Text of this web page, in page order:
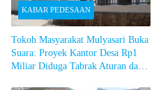
KABAR PEDESAAN
Tokoh Masyarakat Mulyasari Buka
Suara: Proyek Kantor Desa Rp1
Miliar Diduga Tabrak Aturan dan